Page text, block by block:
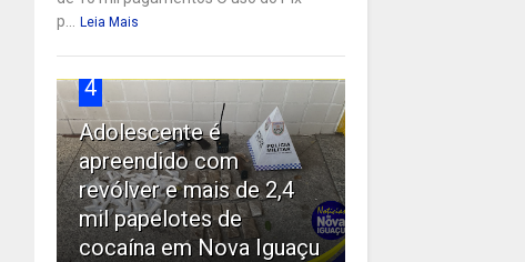
p...
Leia Mais
4
Adolescente é
apreendido com
revólver e mais de 2,4
mil papelotes de
cocaína em Nova Iguaçu